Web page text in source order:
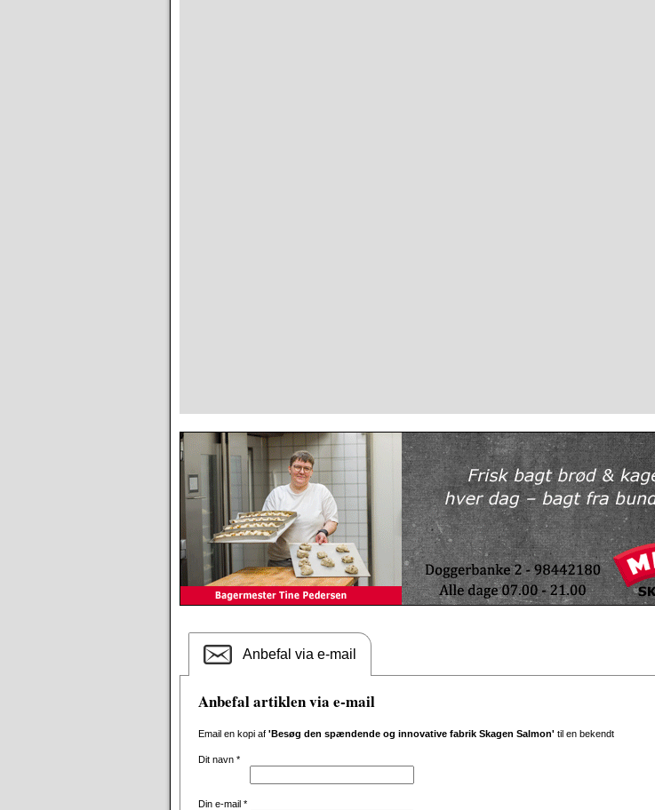
Anbefal via e-mail
Anbefal artiklen via e-mail
Email en kopi af 'Besøg den spændende og innovative fabrik Skagen Salmon' til en bekendt
Dit navn *
Din e-mail *